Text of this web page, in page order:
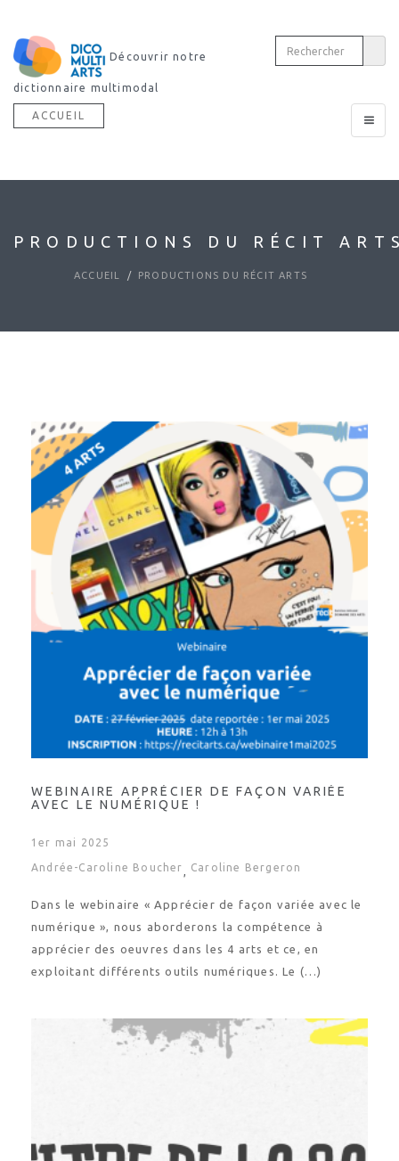
Découvrir notre
dictionnaire multimodal
Toggle
ACCUEIL
PRODUCTIONS DU RÉCIT
ACCUEIL PRODUCTIONS DU RÉCIT ARTS
WEBINAIRE APPRÉCIER DE FAÇON VARIÉE
AVEC LE NUMÉRIQUE !
1er mai 2025
Andrée-Caroline Boucher, Caroline Bergeron
Dans le webinaire « Apprécier de façon variée avec le
numérique », nous aborderons la compétence à
apprécier des oeuvres dans les 4 arts et ce, en
exploitant différents outils numériques. Le (…)